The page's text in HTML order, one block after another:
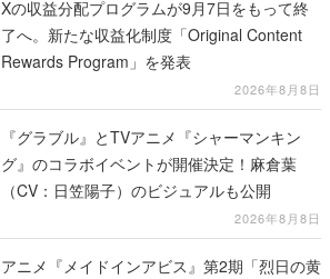
Xの収益分配プログラムが9月7日をもって終
了へ。新たな収益化制度「Original Content
Rewards Program」を発表
2026年8月8日
『グラブル』とTVアニメ『シャーマンキン
グ』のコラボイベントが開催決定！麻倉葉
（CV：日笠陽子）のビジュアルも公開
2026年8月8日
アニメ『メイドインアビス』第2期「烈日の黄